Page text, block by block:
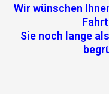
Wir wünschen
Sie noch lange